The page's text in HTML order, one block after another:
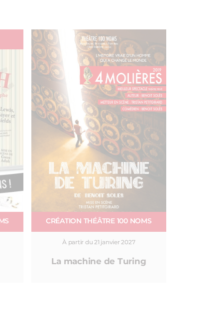
CRÉATION THÉÂTRE 100 NOMS
À partir du 21 janvier 2027
La machine de Turing